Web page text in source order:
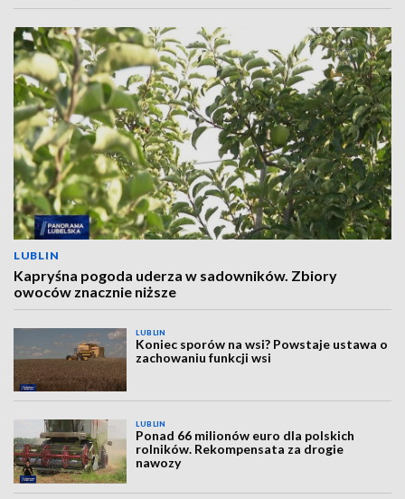
LUBLIN
Kapryśna pogoda uderza w sadowników. Zbiory
owoców znacznie niższe
LUBLIN
Koniec sporów na wsi? Powstaje ustawa o
zachowaniu funkcji wsi
LUBLIN
Ponad 66 milionów euro dla polskich
rolników. Rekompensata za drogie
nawozy